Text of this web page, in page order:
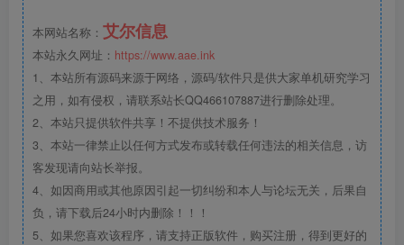
本网站名称： 艾尔信息
本站永久网址： https://www.aae.ink
1、本站所有源码来源于网络，源码/软件只是供大家单机研究学习
之用，如有侵权，请联系站长QQ466107887进行删除处理。
2、本站只提供软件共享！不提供技术服务！
3、本站一律禁止以任何方式发布或转载任何违法的相关信息，访
客发现请向站长举报。
4、如因商用或其他原因引起一切纠纷和本人与论坛无关，后果自
负，请下载后24小时内删除！！！
5、如果您喜欢该程序，请支持正版软件，购买注册，得到更好的